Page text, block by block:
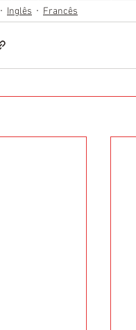
Inglês Francês